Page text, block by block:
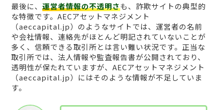
最後に、 運営者情報の不透明さも、詐欺サイトの典型的
な特徴です。AECアセットマネジメント
（aeccapital.jp）のようなサイトでは、運営者の名前
や会社情報、連絡先がほとんど明記されていないことが
多く、信頼できる取引所とは言い難い状況です。正当な
取引所では、法人情報や監査報告書が公開されており、
透明性が保たれていますが、AECアセットマネジメント
（aeccapital.jp）にはそのような情報が不足していま
す。